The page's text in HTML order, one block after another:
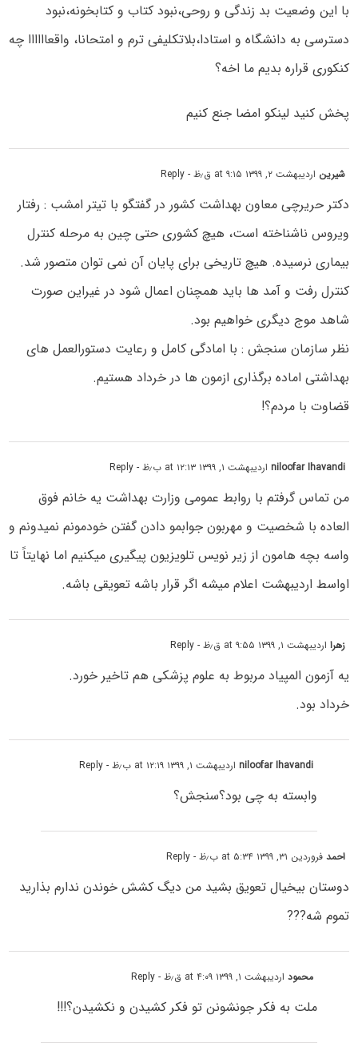
با این وضعیت بد زندگی و روحی،نبود کتاب و کتابخونه،نبود
دسترسی به دانشگاه و استادا،بلاتکلیفی ترم و امتحانا، واقعاااااا چه
کنکوری قراره بدیم ما اخه؟
پخش کنید لینکو امضا جنع کنیم
شیرین اردیبهشت ۲, ۱۳۹۹ at ۹:۱۵ ق٫ظ - Reply
دکتر حریرچی معاون بهداشت کشور در گفتگو با تیتر امشب : رفتار
ویروس ناشناخته است، هیچ کشوری حتی چین به مرحله کنترل
بیماری نرسیده. هیچ تاریخی برای پایان آن نمی توان متصور شد.
کنترل رفت و آمد ها باید همچنان اعمال شود در غیراین صورت
شاهد موج دیگری خواهیم بود.
نظر سازمان سنجش : با امادگی کامل و رعایت دستورالعمل های
بهداشتی اماده برگذاری ازمون ها در خرداد هستیم.
قضاوت با مردم؟!
niloofar Ihavandiاردیبهشت ۱, ۱۳۹۹ at ۱۲:۱۳ ب٫ظ - Reply
من تماس گرفتم با روابط عمومی وزارت بهداشت یه خانم فوق
العاده با شخصیت و مهربون جوابمو دادن گفتن خودمونم نمیدونم و
واسه بچه هامون از زیر نویس تلویزیون پیگیری میکنیم اما نهایتاً تا
اواسط اردیبهشت اعلام میشه اگر قرار باشه تعویقی باشه.
زهرااردیبهشت ۱, ۱۳۹۹ at ۹:۵۵ ق٫ظ - Reply
یه آزمون‌ المپیاد مربوط به علوم پزشکی هم تاخیر خورد.
خرداد بود.
niloofar Ihavandiاردیبهشت ۱, ۱۳۹۹ at ۱۲:۱۹ ب٫ظ - Reply
وابسته به چی بود؟سنجش؟
احمدفروردین ۳۱, ۱۳۹۹ at ۵:۳۴ ب٫ظ - Reply
دوستان بیخیال تعویق بشید من دیگ کشش خوندن ندارم بذارید
تموم شه???
محموداردیبهشت ۱, ۱۳۹۹ at ۴:۰۹ ق٫ظ - Reply
ملت به فکر جونشونن تو فکر کشیدن و نکشیدن؟!!!